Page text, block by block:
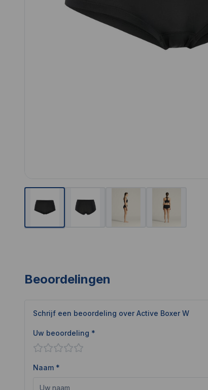
Beoordelingen
Schrijf een beoordeling over Active Boxer W
Uw beoordeling *
Naam *